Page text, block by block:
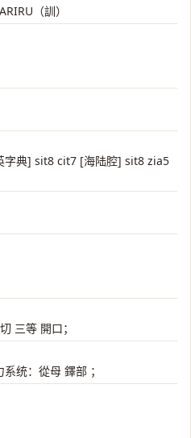
（訓）
字典] sit8 cit7 [海陆腔] sit8 zia5
三等 開口；
统：從母 鐸部 ；